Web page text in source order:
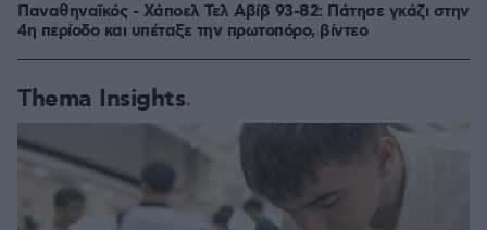
Παναθηναϊκός - Χάποελ Τελ Αβίβ 93-82: Πάτησε γκάζι στην
4η περίοδο και υπέταξε την πρωτοπόρο, βίντεο
Thema Insights